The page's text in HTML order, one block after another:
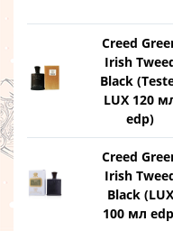
Creed
Irish
Black
LUX 120
edp)
Creed
Irish
Black (LUX
100 мл